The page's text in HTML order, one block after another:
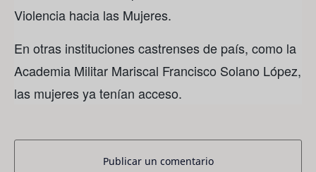
Violencia hacia las Mujeres.
En otras instituciones castrenses de país, como la
Academia Militar Mariscal Francisco Solano López,
las mujeres ya tenían acceso.
Publicar un comentario